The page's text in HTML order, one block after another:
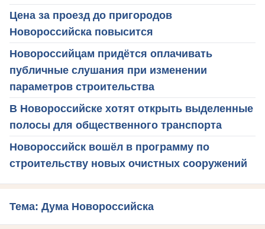
Цена за проезд до пригородов
Новороссийска повысится
Новороссийцам придётся оплачивать
публичные слушания при изменении
параметров строительства
В Новороссийске хотят открыть выделенные
полосы для общественного транспорта
Новороссийск вошёл в программу по
строительству новых очистных сооружений
Тема: Дума Новороссийска